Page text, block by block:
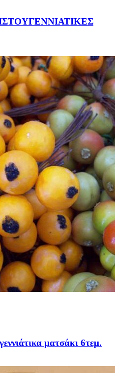
ματσάκι 6τεμ.